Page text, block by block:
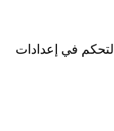
في إعدادات